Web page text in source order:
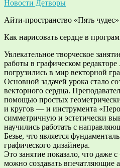
Новости Детворы
Айти-пространство «Пять чудес»
Как нарисовать сердце в
Увлекательное творческое
работы в графическом
погрузились в мир векторной
Основной задачей урока стало
векторного сердца.
помощью простых
и кругов — и инструмента
симметричную и эстетически
научились работать с
Безье, что является
графического дизайнера.
Это занятие показало, что даже
можно создавать впечатляющие